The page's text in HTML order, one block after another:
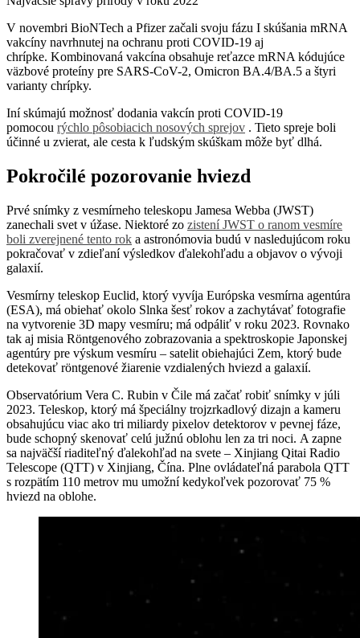
V novembri BioNTech a Pfizer začali svoju fázu I skúšania mRNA
vakcíny navrhnutej na ochranu proti COVID-19 aj
chrípke. Kombinovaná vakcína obsahuje reťazce mRNA kódujúce
väzbové proteíny pre SARS-CoV-2, Omicron BA.4/BA.5 a štyri
varianty chrípky.
Iní skúmajú možnosť dodania vakcín proti COVID-19
pomocou rýchlo pôsobiacich nosových sprejov . Tieto spreje boli
účinné u zvierat, ale cesta k ľudským skúškam môže byť dlhá.
Pokročilé pozorovanie hviezd
Prvé snímky z vesmírneho teleskopu Jamesa Webba (JWST)
zanechali svet v úžase. Niektoré zo zistení JWST o ranom vesmíre
boli zverejnené tento rok a astronómovia budú v nasledujúcom roku
pokračovať v zdieľaní výsledkov ďalekohľadu a objavov o vývoji
galaxií.
Vesmírny teleskop Euclid, ktorý vyvíja Európska vesmírna agentúra
(ESA), má obiehať okolo Slnka šesť rokov a zachytávať fotografie
na vytvorenie 3D mapy vesmíru; má odpáliť v roku 2023. Rovnako
tak aj misia Röntgenového zobrazovania a spektroskopie Japonskej
agentúry pre výskum vesmíru – satelit obiehajúci Zem, ktorý bude
detekovať röntgenové žiarenie vzdialených hviezd a galaxií.
Observatórium Vera C. Rubin v Čile má začať robiť snímky v júli
2023. Teleskop, ktorý má špeciálny trojzrkadlový dizajn a kameru
obsahujúcu viac ako tri miliardy pixelov detektorov v pevnej fáze,
bude schopný skenovať celú južnú oblohu len za tri noci. A zapne
sa najväčší riaditeľný ďalekohľad na svete – Xinjiang Qitai Radio
Telescope (QTT) v Xinjiang, Čína. Plne ovládateľná parabola QTT
s rozpätím 110 metrov mu umožní kedykoľvek pozorovať 75 %
hviezd na oblohe.